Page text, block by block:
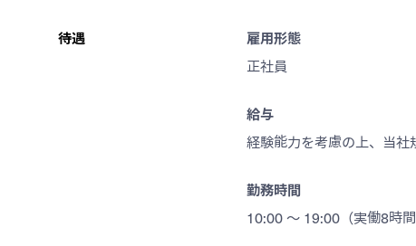
待遇 雇用形態
正社員
給与
経験能力を考慮の上、当社
勤務時間
10:00 ～ 19:00（実働8時間